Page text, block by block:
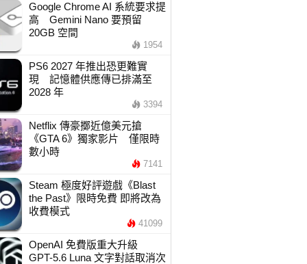
Google Chrome AI 系統要求提
高 Gemini Nano 要預留
20GB 空間
1954
PS6 2027 年推出恐更難實
現 記憶體供應傳已排滿至
2028 年
3394
Netflix 傳豪擲近億美元搶
《GTA 6》獨家影片 僅限時
數小時
7141
Steam 極度好評遊戲《Blast
the Past》限時免費 即將改為
收費模式
41099
OpenAI 免費版重大升級
GPT-5.6 Luna 文字對話取消次